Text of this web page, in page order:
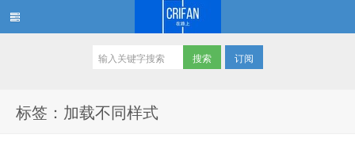
订阅
标签：加载不同样式